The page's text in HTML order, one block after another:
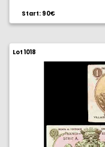
Start: 90€
Lot 1018